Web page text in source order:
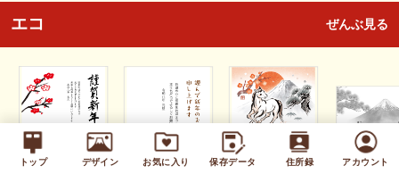
トップ デザイン お気に入り 保存データ 住所録 アカウント
エコ ぜんぶ見る